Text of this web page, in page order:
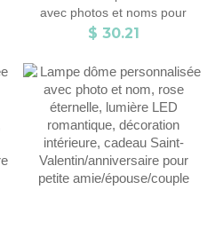
avec photos et noms pour
couple, lampe de nuit en
cadeau d'anniversaire/Saint-
Valentin/mariage pour
couples/jeunes mariés
$ 30.21